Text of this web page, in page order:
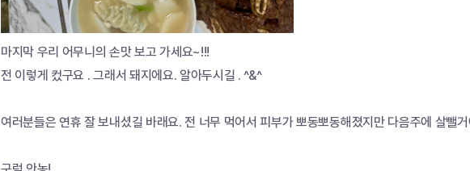
마지막 우리 어무니의 손맛 보고 가세요~!!!
전 이렇게 컸구요 . 그래서 돼지에요. 알아두시길 . ^&^
여러분들은 연휴 잘 보내셨길 바래요. 전 너무 먹어서 피부가 뽀동뽀동해졌지만 다음주에 살뺄